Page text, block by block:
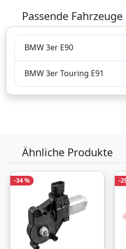
Passende Fahrzeuge
BMW 3er E90
BMW 3er Touring E91
Ähnliche Produkte
-34 % -